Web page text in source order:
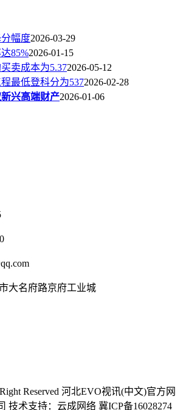
幅度2026-03-29
85%2026-01-15
卖成本为5.372026-05-12
最低登科分为5372026-02-28
兴高端财产2026-01-06
大名府路京府工业城
Reserved 河北EVO视讯(中文)官方网
技术支持：云成网络 冀ICP备16028274